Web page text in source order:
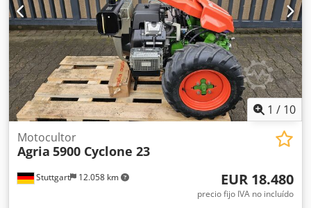
1 / 10
Stuttgart 12.058 km
Motocultor
Agria 5900 Cyclone 23
EUR 18.480
precio fijo IVA no incluído